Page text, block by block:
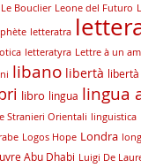
Le Bouclier Leone del Futuro
letteratra
letteratyra Lettre à un
libano libertà
libro lingua lingua
Stranieri Orientali linguistica
Logos Hope Londra
Abu Dhabi Luigi De